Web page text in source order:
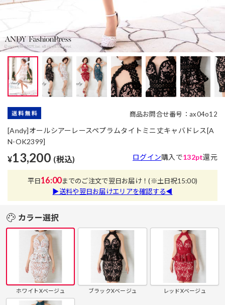
商品お問合せ番号：ax04o12
[Andy]オールシアーレースペプラムタイトミニ丈キャバドレス[A
N-OK2399]
¥13,200 (税込) ログイン購入で132pt還元
平日16:00までのご注文で翌日お届け！(※土日祝15:00)
▶送料や翌日お届けエリアを確認する◀
カラー選択
ホワイトXベージュ ブラックXベージュ レッドXベージュ